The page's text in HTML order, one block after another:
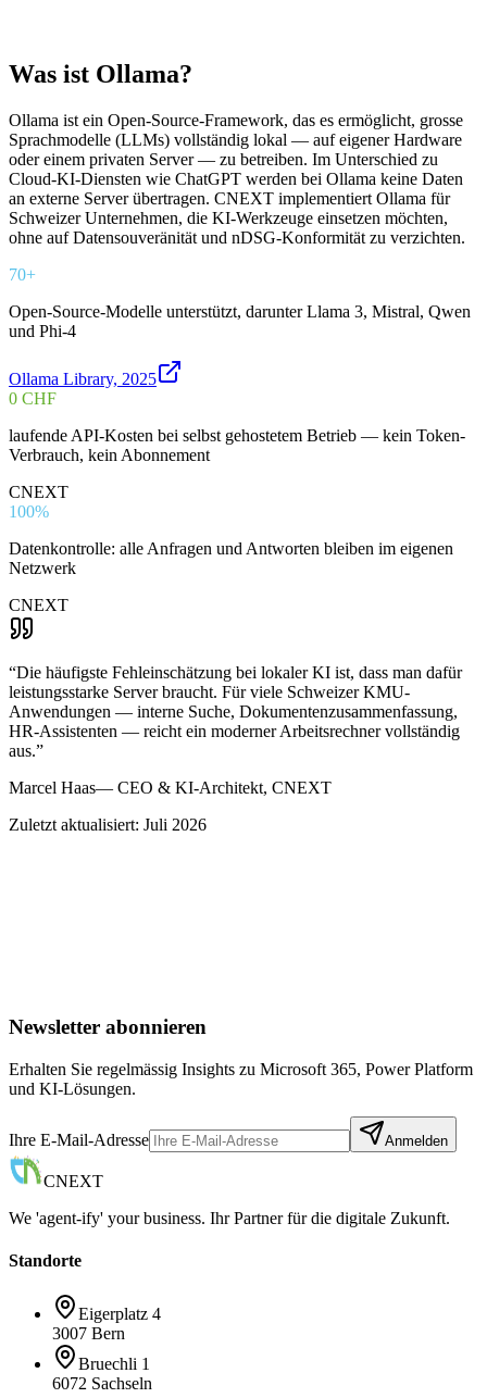
Was ist Ollama?
Ollama ist ein Open-Source-Framework, das es ermöglicht, grosse
Sprachmodelle (LLMs) vollständig lokal — auf eigener Hardware
oder einem privaten Server — zu betreiben. Im Unterschied zu
Cloud-KI-Diensten wie ChatGPT werden bei Ollama keine Daten
an externe Server übertragen. CNEXT implementiert Ollama für
Schweizer Unternehmen, die KI-Werkzeuge einsetzen möchten,
ohne auf Datensouveränität und nDSG-Konformität zu verzichten.
70+
Open-Source-Modelle unterstützt, darunter Llama 3, Mistral, Qwen
und Phi-4
Ollama Library, 2025
0 CHF
laufende API-Kosten bei selbst gehostetem Betrieb — kein Token-
Verbrauch, kein Abonnement
CNEXT
100%
Datenkontrolle: alle Anfragen und Antworten bleiben im eigenen
Netzwerk
CNEXT
“Die häufigste Fehleinschätzung bei lokaler KI ist, dass man dafür
leistungsstarke Server braucht. Für viele Schweizer KMU-
Anwendungen — interne Suche, Dokumentenzusammenfassung,
HR-Assistenten — reicht ein moderner Arbeitsrechner vollständig
aus.”
Marcel Haas— CEO & KI-Architekt, CNEXT
Zuletzt aktualisiert: Juli 2026
Newsletter abonnieren
Erhalten Sie regelmässig Insights zu Microsoft 365, Power Platform
und KI-Lösungen.
Ihre E-Mail-Adresse Anmelden
CNEXT
We 'agent-ify' your business. Ihr Partner für die digitale Zukunft.
Standorte
Eigerplatz 4
3007 Bern
Bruechli 1
6072 Sachseln